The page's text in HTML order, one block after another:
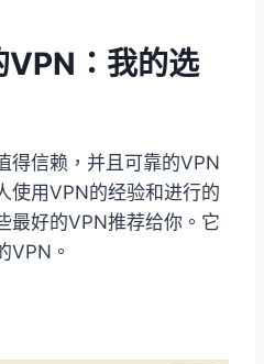
：我的选
得信赖，并且可靠的VPN
使用VPN的经验和进行的
最好的VPN推荐给你。它
VPN。